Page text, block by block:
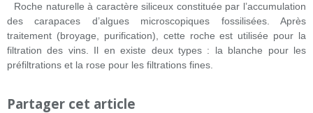
Roche naturelle à caractère siliceux constituée par l’accumulation
des carapaces d’algues microscopiques fossilisées. Après
traitement (broyage, purification), cette roche est utilisée pour la
filtration des vins. Il en existe deux types : la blanche pour les
préfiltrations et la rose pour les filtrations fines.
Partager cet article